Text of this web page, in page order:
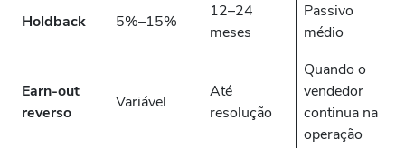
Holdback 5%–15%
12–24
meses
Passivo
médio
Earn-out
reverso
Variável
Até
resolução
Quando o
vendedor
continua na
operação